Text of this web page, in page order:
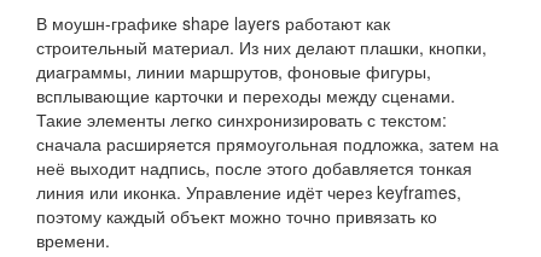
В моушн-графике shape layers работают как
строительный материал. Из них делают плашки, кнопки,
диаграммы, линии маршрутов, фоновые фигуры,
всплывающие карточки и переходы между сценами.
Такие элементы легко синхронизировать с текстом:
сначала расширяется прямоугольная подложка, затем на
неё выходит надпись, после этого добавляется тонкая
линия или иконка. Управление идёт через keyframes,
поэтому каждый объект можно точно привязать ко
времени.